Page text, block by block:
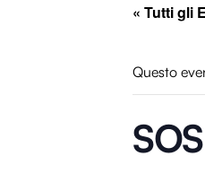
« Tutti gli
Questo